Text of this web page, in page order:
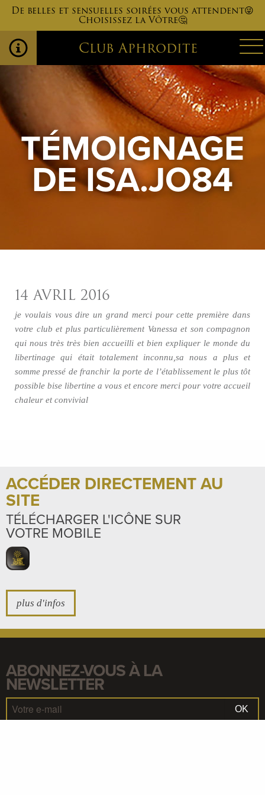
De belles et sensuelles soirées vous attendent😜
Choisissez la Vôtre🤔
Club Aphrodite
TÉMOIGNAGE
DE ISA.JO84
14 AVRIL 2016
je voulais vous dire un grand merci pour cette première dans
votre club et plus particulièrement Vanessa et son compagnon
qui nous très très bien accueilli et bien expliquer le monde du
libertinage qui était totalement inconnu,sa nous a plus et
somme pressé de franchir la porte de l’établissement le plus tôt
possible bise libertine a vous et encore merci pour votre accueil
chaleur et convivial
ACCÉDER DIRECTEMENT AU
SITE
TÉLÉCHARGER L'ICÔNE SUR
VOTRE MOBILE
plus d'infos
ABONNEZ-VOUS À LA
NEWSLETTER
OK